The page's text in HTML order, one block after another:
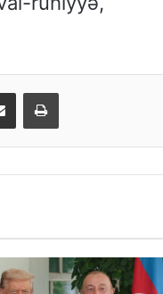
Email ilə paylaş Print